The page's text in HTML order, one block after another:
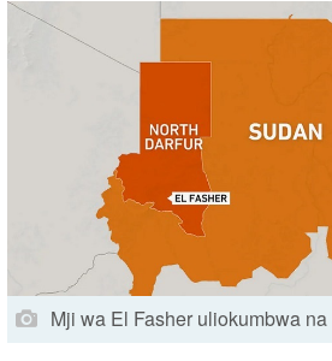
Mji wa El Fasher uliokumbwa